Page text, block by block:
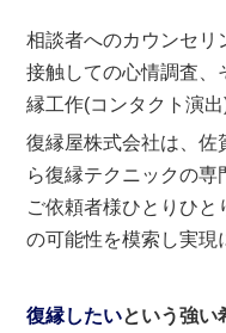
相談者へのカウンセリ
接触しての心情調査、
縁工作(コンタクト演出
復縁屋株式会社は、佐
ら復縁テクニックの専
ご依頼者様ひとりひ
の可能性を模索し実現
復縁したいという強い